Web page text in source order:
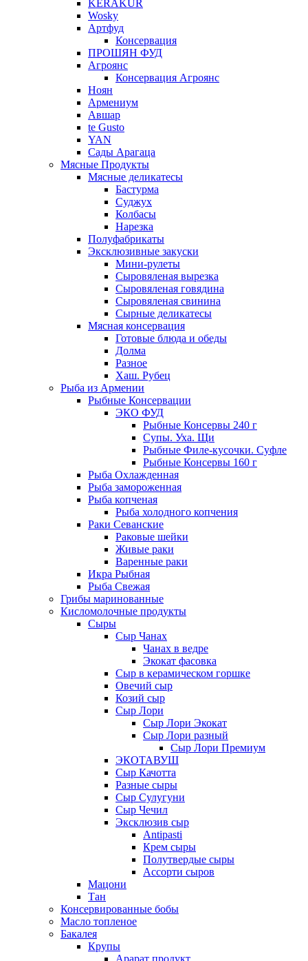
KERAKUR
Wosky
Артфуд
Консервация
ПРОШЯН ФУД
Агроянс
Консервация Агроянс
Ноян
Армениум
Авшар
te Gusto
YAN
Сады Арагаца
Мясные Продукты
Мясные деликатесы
Бастурма
Суджух
Колбасы
Нарезка
Полуфабрикаты
Эксклюзивные закуски
Мини-рулеты
Сыровяленая вырезка
Сыровяленая говядина
Сыровяленая свинина
Сырные деликатесы
Мясная консервация
Готовые блюда и обеды
Долма
Разное
Хаш. Рубец
Рыба из Армении
Рыбные Консервации
ЭКО ФУД
Рыбные Консервы 240 г
Супы. Уха. Щи
Рыбные Филе-кусочки. Суфле
Рыбные Консервы 160 г
Рыба Охлажденная
Рыба замороженная
Рыба копченая
Рыба холодного копчения
Раки Севанские
Раковые шейки
Живые раки
Варенные раки
Икра Рыбная
Рыба Свежая
Грибы маринованные
Кисломолочные продукты
Сыры
Сыр Чанах
Чанах в ведре
Экокат фасовка
Сыр в керамическом горшке
Овечий сыр
Козий сыр
Сыр Лори
Сыр Лори Экокат
Сыр Лори разный
Сыр Лори Премиум
ЭКОТАВУШ
Сыр Качотта
Разные сыры
Сыр Сулугуни
Сыр Чечил
Эксклюзив сыр
Antipasti
Крем сыры
Полутвердые сыры
Ассорти сыров
Мацони
Тан
Консервированные бобы
Масло топленое
Бакалея
Крупы
Арарат продукт